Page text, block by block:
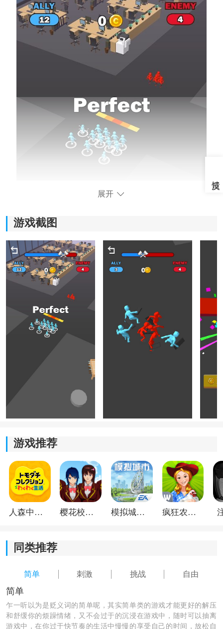
《办公室分歧》游戏特色：
*与敌方展开激烈对战，使用不同技能和策略来消灭对
手，体验紧张刺激的战斗快感。
*采用简单而清晰的画面，专注于战斗，不被繁杂的视觉
效果分散注意力。
*通过独特的动作方式，操作更具挑战性和可玩性，释放
*控制多个角色进行战斗，每个角色都有独特的技能和特
点，加强了游戏的策略性。
展开
游戏截图
游戏推荐
人森中文版 樱花校园模拟器1.048.00中文版 模拟城市我是巿长联机版 疯狂农场3美国派19
同类推荐
简单 刺激 挑战 自由
简单
乍一听以为是贬义词的简单呢，其实简单类的游戏才能更好的解压
和舒缓你的烦躁情绪，又不会过于的沉浸在游戏中，随时可以抽离
游戏中，在你过于快节奏的生活中慢慢的享受自己的时间，放松自